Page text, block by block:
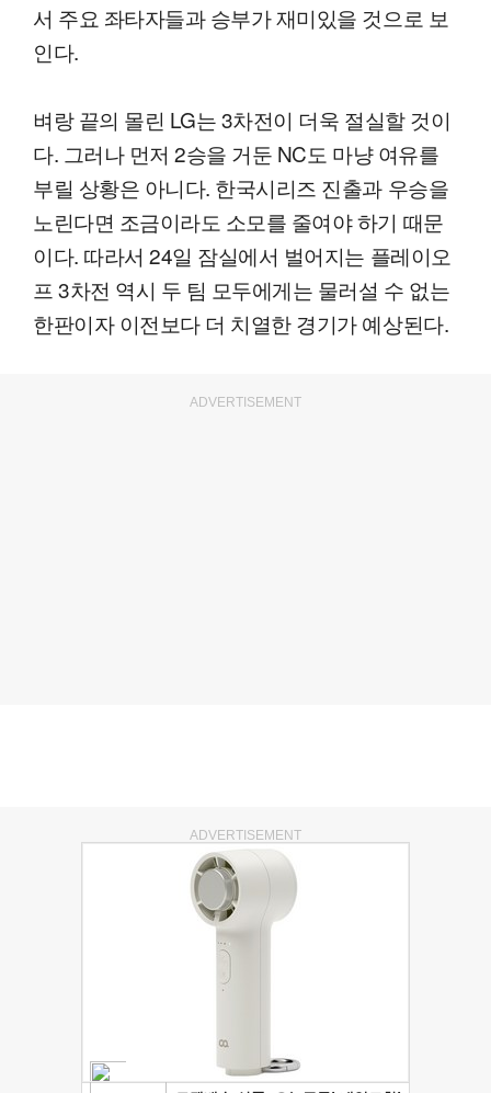
서 주요 좌타자들과 승부가 재미있을 것으로 보
인다.
벼랑 끝의 몰린 LG는 3차전이 더욱 절실할 것이
다. 그러나 먼저 2승을 거둔 NC도 마냥 여유를
부릴 상황은 아니다. 한국시리즈 진출과 우승을
노린다면 조금이라도 소모를 줄여야 하기 때문
이다. 따라서 24일 잠실에서 벌어지는 플레이오
프 3차전 역시 두 팀 모두에게는 물러설 수 없는
한판이자 이전보다 더 치열한 경기가 예상된다.
ADVERTISEMENT
ADVERTISEMENT